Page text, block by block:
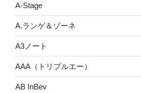
A-Stage
A.ランゲ＆ゾーネ
A3ノート
AAA（トリプルエー）
AB InBev